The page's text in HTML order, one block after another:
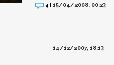
4 | 15/04/2008, 00:23
14/12/2007, 18:13